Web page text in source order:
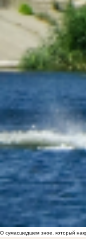
О сумасшедшем зное, который